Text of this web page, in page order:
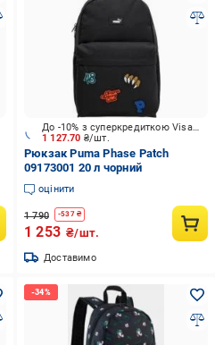
1 127.70 ₴/шт.
До -10% з суперкредиткою Visa Вигода
Рюкзак Puma Phase Patch
09173001 20 л чорний
оцінити
1 790 -537₴
1 253 ₴/шт.
Доставимо